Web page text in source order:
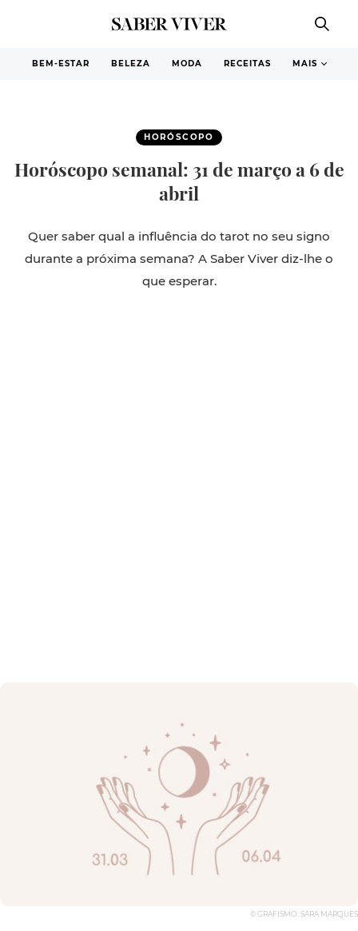
BEM-ESTAR BELEZA MODA RECEITAS MAIS
HORÓSCOPO
Horóscopo semanal: 31 de março a 6 de
abril
Quer saber qual a influência do tarot no seu signo
durante a próxima semana? A Saber Viver diz-lhe o
que esperar.
© GRAFISMO: SARA MARQUES